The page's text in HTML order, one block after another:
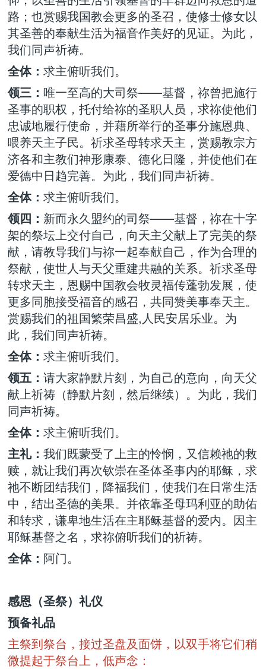
路；也赏赐我国教会更多的圣召，使修士修女以
其圣善的奉献生活为福音作美好的见证。为此，
我们同声祈祷。
全体： 求主俯听我们。
领三： 唯一至高的大司祭——基督，祢曾把施行
圣事的职权，托付给祢的圣职人员，求祢使他们
忠诚地履行使命，并藉所举行的圣事分施恩典、
喂养天主子民。祈求圣母转求天主，赏赐教宗方
济各和主教们神形康泰、德化日隆，并使他们在
爱德中日趋完善。为此，我们同声祈祷。
全体： 求主俯听我们。
领四： 新而永久盟约的司祭——基督，祢在十字
架的祭坛上交付自己，向天主父献上了完美的祭
献，请教导我们与祢一起奉献自己，作为合理的
祭献，使世人与天父重建共融的关系。祈求圣母
转求天主，恩赐中国教会牧灵福传蓬勃发展，使
更多同胞接受福音的感召，共同赞美事奉天主。
赏赐我们的祖国繁荣昌盛,人民安居乐业。为
此，我们同声祈祷。
全体： 求主俯听我们。
领五： 请大家静默片刻，为自己的意向，向天父
献上祈祷（静默片刻，然后继续）。为此，我们
同声祈祷。
全体： 求主俯听我们。
主礼： 我们既蒙受了上主的怜悯，又信赖祂的救
赎，就让我们再次钦崇在圣体圣事内的耶稣，求
祂不断团结我们，降福我们，使我们在日常生活
中，结出圣德的美果。并依靠圣母玛利亚的助佑
和转求，谦卑地生活在主耶稣基督的爱内。因主
耶稣基督之名，求祢俯听我们的祈祷。
全体： 阿门。
感恩（圣祭）礼仪
预备礼品
主祭到祭台，接过圣盘及面饼，以双手将它们稍
微提起于祭台上，低声念：